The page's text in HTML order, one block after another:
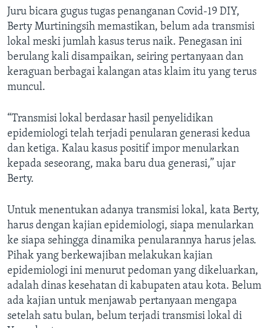
Juru bicara gugus tugas penanganan Covid-19 DIY,
Berty Murtiningsih memastikan, belum ada transmisi
lokal meski jumlah kasus terus naik. Penegasan ini
berulang kali disampaikan, seiring pertanyaan dan
keraguan berbagai kalangan atas klaim itu yang terus
muncul.
“Transmisi lokal berdasar hasil penyelidikan
epidemiologi telah terjadi penularan generasi kedua
dan ketiga. Kalau kasus positif impor menularkan
kepada seseorang, maka baru dua generasi,” ujar
Berty.
Untuk menentukan adanya transmisi lokal, kata Berty,
harus dengan kajian epidemiologi, siapa menularkan
ke siapa sehingga dinamika penularannya harus jelas.
Pihak yang berkewajiban melakukan kajian
epidemiologi ini menurut pedoman yang dikeluarkan,
adalah dinas kesehatan di kabupaten atau kota. Belum
ada kajian untuk menjawab pertanyaan mengapa
setelah satu bulan, belum terjadi transmisi lokal di